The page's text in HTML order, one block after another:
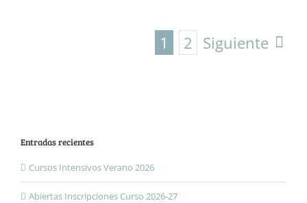
1 2 Siguiente
Entradas recientes
Cursos Intensivos Verano 2026
Abiertas Inscripciones Curso 2026-27